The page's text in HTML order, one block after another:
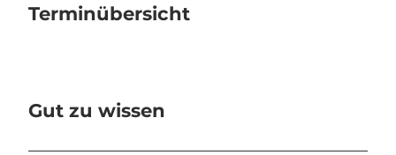
Terminübersicht
Gut zu wissen